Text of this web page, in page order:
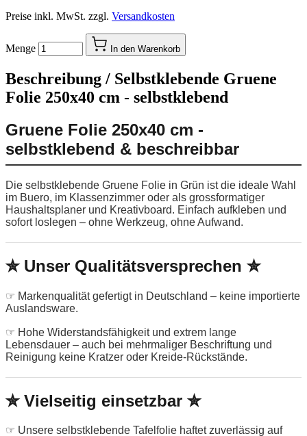
Preise inkl. MwSt. zzgl. Versandkosten
Menge In den Warenkorb
Beschreibung / Selbstklebende Gruene
Folie 250x40 cm - selbstklebend
Gruene Folie 250x40 cm -
selbstklebend & beschreibbar
Die selbstklebende Gruene Folie in Grün ist die ideale Wahl
im Buero, im Klassenzimmer oder als grossformatiger
Haushaltsplaner und Kreativboard. Einfach aufkleben und
sofort loslegen – ohne Werkzeug, ohne Aufwand.
✮ Unser Qualitätsversprechen ✮
☞ Markenqualität gefertigt in Deutschland – keine importierte
Auslandsware.
☞ Hohe Widerstandsfähigkeit und extrem lange
Lebensdauer – auch bei mehrmaliger Beschriftung und
Reinigung keine Kratzer oder Kreide-Rückstände.
✮ Vielseitig einsetzbar ✮
☞ Unsere selbstklebende Tafelfolie haftet zuverlässig auf